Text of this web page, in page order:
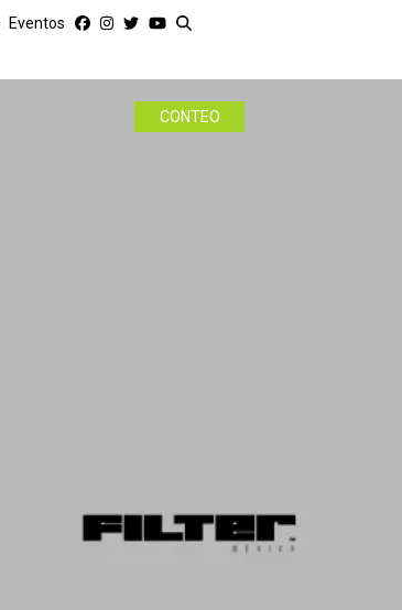
Eventos
CONTEO